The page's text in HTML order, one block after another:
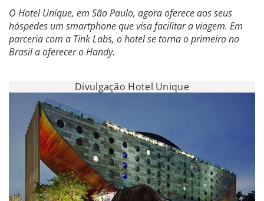
O Hotel Unique, em São Paulo, agora oferece aos seus
hóspedes um smartphone que visa facilitar a viagem. Em
parceria com a Tink Labs, o hotel se torna o primeiro no
Brasil a oferecer o Handy.
Divulgação Hotel Unique